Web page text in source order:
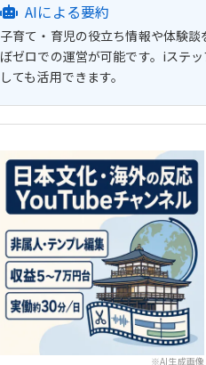
AIによる要約
子育て・育児の役立ち情報や体験
ぼゼロでの運営が可能です。iステ
しても活用できます。
※AI生成画像